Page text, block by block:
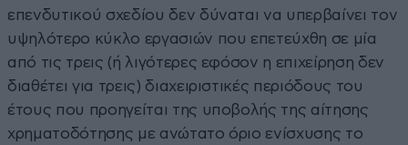
επενδυτικού σχεδίου δεν δύναται να υπερβαίνει τον
υψηλότερο κύκλο εργασιών που επετεύχθη σε μία
από τις τρεις (ή λιγότερες εφόσον η επιχείρηση δεν
διαθέτει για τρεις) διαχειριστικές περιόδους του
έτους που προηγείται της υποβολής της αίτησης
χρηματοδότησης με ανώτατο όριο ενίσχυσης το